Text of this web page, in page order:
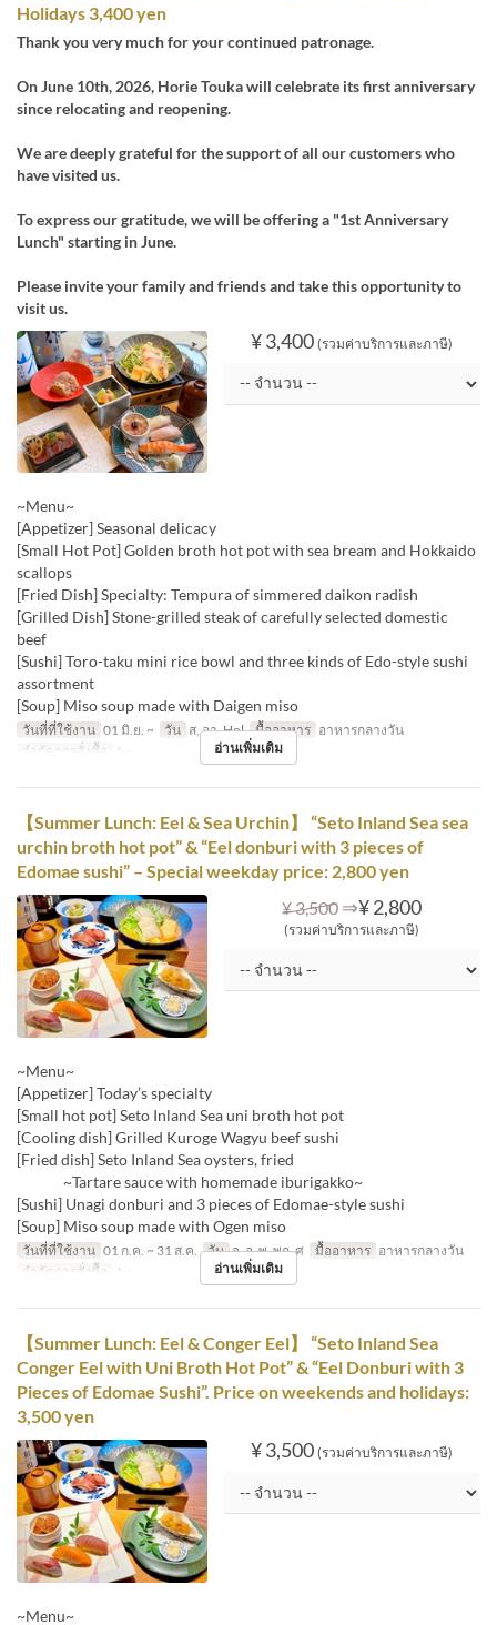
Holidays 3,400 yen
Thank you very much for your continued patronage.
On June 10th, 2026, Horie Touka will celebrate its first anniversary
since relocating and reopening.
We are deeply grateful for the support of all our customers who
have visited us.
To express our gratitude, we will be offering a "1st Anniversary
Lunch" starting in June.
Please invite your family and friends and take this opportunity to
visit us.
¥ 3,400 (รวมค่าบริการและภาษี)
~Menu~
[Appetizer] Seasonal delicacy
[Small Hot Pot] Golden broth hot pot with sea bream and Hokkaido
scallops
[Fried Dish] Specialty: Tempura of simmered daikon radish
[Grilled Dish] Stone-grilled steak of carefully selected domestic
beef
[Sushi] Toro-taku mini rice bowl and three kinds of Edo-style sushi
assortment
[Soup] Miso soup made with Daigen miso
วันที่ที่ใช้งาน 01 มิ.ย. ~ วัน ส, อา, Hol มื้ออาหาร อาหารกลางวัน
จำกัดการสั่งซื้อ
1 ~ อ่านเพิ่มเติม
【Summer Lunch: Eel & Sea Urchin】 “Seto Inland Sea sea
urchin broth hot pot” & “Eel donburi with 3 pieces of
Edomae sushi” – Special weekday price: 2,800 yen
¥ 3,500 ⇒¥ 2,800
(รวมค่าบริการและภาษี)
~Menu~
[Appetizer] Today’s specialty
[Small hot pot] Seto Inland Sea uni broth hot pot
[Cooling dish] Grilled Kuroge Wagyu beef sushi
[Fried dish] Seto Inland Sea oysters, fried
~Tartare sauce with homemade iburigakko~
[Sushi] Unagi donburi and 3 pieces of Edomae-style sushi
[Soup] Miso soup made with Ogen miso
วันที่ที่ใช้งาน 01 ก.ค. ~ 31 ส.ค. วัน จ, อ, พ, พฤ, ศ มื้ออาหาร อาหารกลางวัน
จำกัดการสั่งซื้อ
1 ~ อ่านเพิ่มเติม
【Summer Lunch: Eel & Conger Eel】 “Seto Inland Sea
Conger Eel with Uni Broth Hot Pot” & “Eel Donburi with 3
Pieces of Edomae Sushi”. Price on weekends and holidays:
3,500 yen
¥ 3,500 (รวมค่าบริการและภาษี)
~Menu~